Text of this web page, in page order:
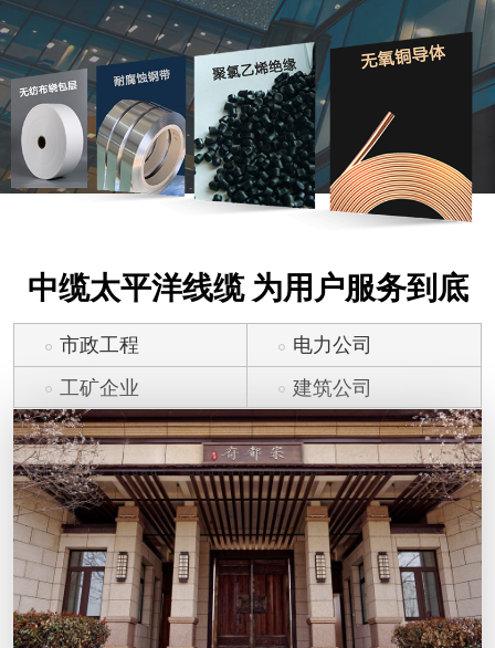
中缆太平洋线缆 为用户服务到底
市政工程
电力公司
工矿企业
建筑公司